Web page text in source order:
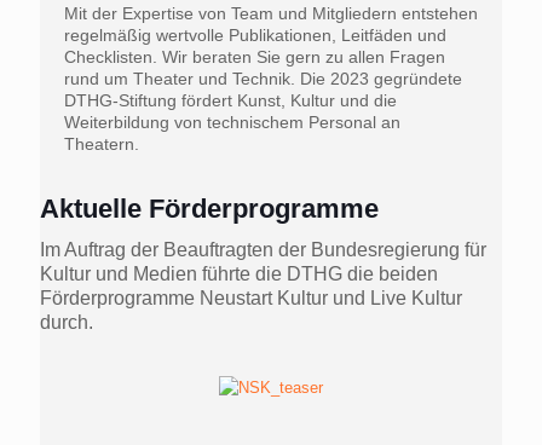
Mit der Expertise von Team und Mitgliedern entstehen
regelmäßig wertvolle Publikationen, Leitfäden und
Checklisten. Wir beraten Sie gern zu allen Fragen
rund um Theater und Technik. Die 2023 gegründete
DTHG-Stiftung fördert Kunst, Kultur und die
Weiterbildung von technischem Personal an
Theatern.
Aktuelle Förderprogramme
Im Auftrag der Beauftragten der Bundesregierung für
Kultur und Medien führte die DTHG die beiden
Förderprogramme Neustart Kultur und Live Kultur
durch.